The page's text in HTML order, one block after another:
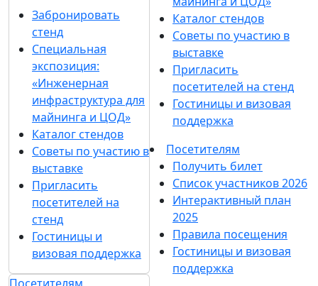
Забронировать
стенд
Специальная
экспозиция:
«Инженерная
инфраструктура для
майнинга и ЦОД»
Каталог стендов
Советы по участию в
выставке
Пригласить
посетителей на
стенд
Гостиницы и
визовая поддержка
Каталог стендов
Советы по участию в
выставке
Пригласить
посетителей на стенд
Гостиницы и визовая
поддержка
Посетителям
Получить билет
Список участников 2026
Интерактивный план
2025
Правила посещения
Гостиницы и визовая
поддержка